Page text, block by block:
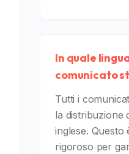
In quale
comunicato
Tutti i
la distribuzione
inglese. Questo
rigoroso per